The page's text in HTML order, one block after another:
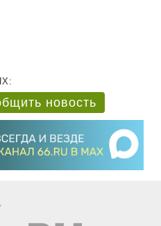
новость